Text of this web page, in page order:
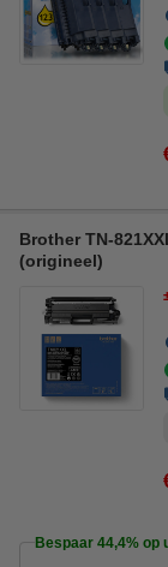
Brother TN-
(origineel)
Bespaar 44,4% op